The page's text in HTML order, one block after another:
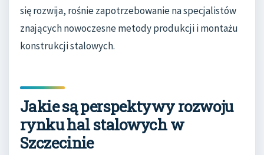
się rozwija, rośnie zapotrzebowanie na specjalistów
znających nowoczesne metody produkcji i montażu
konstrukcji stalowych.
Jakie są perspektywy rozwoju
rynku hal stalowych w
Szczecinie